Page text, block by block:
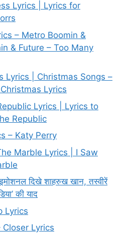
Lyrics | Lyrics for
– Metro Boomin &
& Future – Too Many
Lyrics | Christmas Songs –
Lyrics
Lyrics | Lyrics to
Republic
– Katy Perry
Marble Lyrics | I Saw
दिखे शाहरुख खान, तस्वीरें
की याद
Lyrics
Lyrics